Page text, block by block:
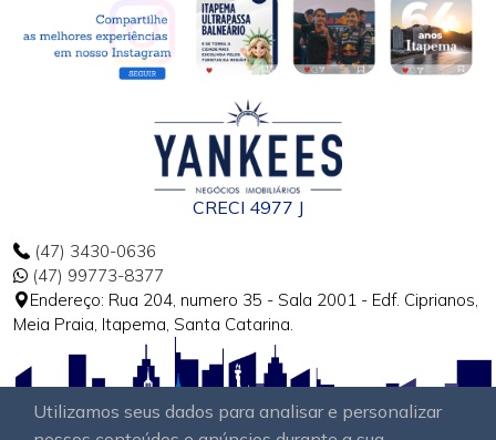
Utilizamos seus dados para analisar e personalizar
CRECI 4977 J
(47) 3430-0636
(47) 99773-8377
Endereço: Rua 204, numero 35 - Sala 2001 - Edf. Ciprianos,
Meia Praia, Itapema, Santa Catarina.